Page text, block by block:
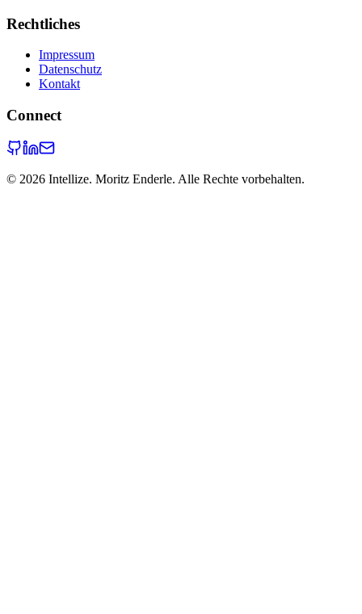
Rechtliches
Impressum
Datenschutz
Kontakt
Connect
© 2026 Intellize. Moritz Enderle. Alle Rechte vorbehalten.